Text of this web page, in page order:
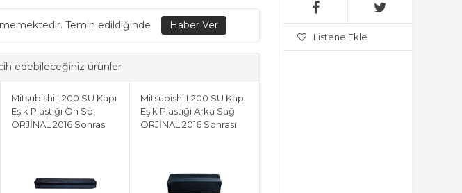
Temin edildiğinde
edebileceğiniz ürünler
Mitsubishi L200 SU Kapı
Eşik Plastiği Ön Sol
ORJİNAL 2016 Sonrası
Mitsubishi L200 SU Kapı
Eşik Plastiği Arka Sağ
ORJİNAL 2016 Sonrası
Listene Ekle